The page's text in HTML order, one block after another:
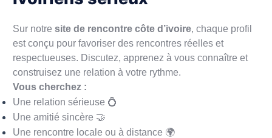
Sur notre site de rencontre côte d’ivoire, chaque profil
est conçu pour favoriser des rencontres réelles et
respectueuses. Discutez, apprenez à vous connaître et
construisez une relation à votre rythme.
Vous cherchez :
Une relation sérieuse 💍
Une amitié sincère 🤝
Une rencontre locale ou à distance 🌍